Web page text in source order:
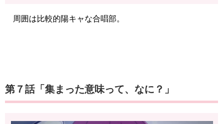
周囲は比較的陽キャな合唱部。
第７話「集まった意味って、なに？」